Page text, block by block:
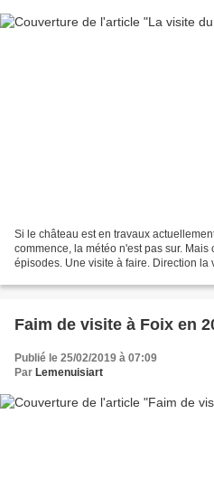
Si le château est en travaux
commence, la météo n'est pas sur.
épisodes. Une visite à faire. Direction la
Faim de visite à Foix en
Publié le 25/02/2019 à 07:09
Par Lemenuisiart